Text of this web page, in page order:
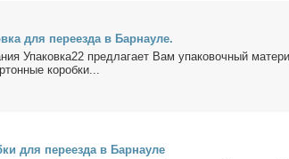
для пе­ре­ез­да в Бар­нау­ле.
Упа­ков­ка22 пред­ла­га­ет Вам упа­ко­воч­ный
ко­роб­ки...
для пе­ре­ез­да в Бар­нау­ле